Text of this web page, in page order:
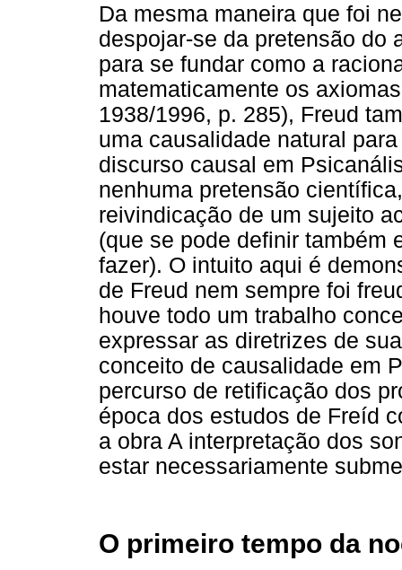
Da mesma maneira que foi
despojar-se da pretensão do
para se fundar como a
matematicamente os
1938/1996, p. 285), Freud
uma causalidade natural
discurso causal em
nenhuma pretensão
reivindicação de um sujeito
(que se pode definir também
fazer). O intuito aqui é
de Freud nem sempre foi
houve todo um trabalho
expressar as diretrizes de
conceito de causalidade em
percurso de retificação dos
época dos estudos de Freíd
a obra A interpretação dos
estar necessariamente
O primeiro tempo da